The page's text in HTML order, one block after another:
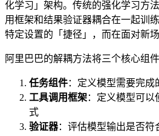
化学习」架构。传统的强化学习方
用框架和结果验证器耦合在一起训
特定设置的「捷径」，而在面对新
阿里巴巴的解耦方法将三个核心组件
任务组件：定义模型需要完
工具调用框架：定义模型可以
式
验证器：评估模型输出是否符